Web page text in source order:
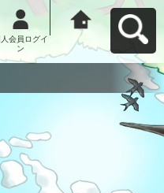
会員ログイ
ン
大府市民活動支
援サイト コラビ
アへ戻る